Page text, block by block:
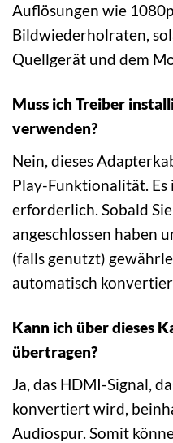
Auflösungen wie
Bildwiederholraten,
Quellgerät und dem
Muss ich Treiber
verwenden?
Nein, dieses
Play-Funktionalität. Es
erforderlich. Sobald
angeschlossen haben
(falls genutzt)
automatisch
Kann ich über dieses
übertragen?
Ja, das HDMI-Signal,
konvertiert wird,
Audiospur. Somit